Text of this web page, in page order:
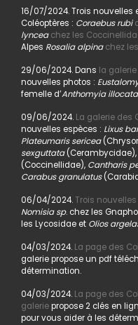
16/07/2024. Trois
Coléoptères : Coraebus rubi
lyncea chez les
Alpes Rosalia alpina chez
29/06/2024. Dans la
nouvelles photos :
femelle d’Anthomyia
09/06/2024.La galerie des
nouvelles espèces : Lixus
Plateumaris sericea
sexguttata(Cerambycidae),
(Coccinellidae), Cantharis
Carabus granulatus
06/04/2024.Trois
Nomisia sp. chez les
les Lycosidae et Olios
04/03/2024. La page des
galerie propose un pdf
détermination.
04/03/2024. La page des
galeriepropose 2 clés en
pour vous aider à les